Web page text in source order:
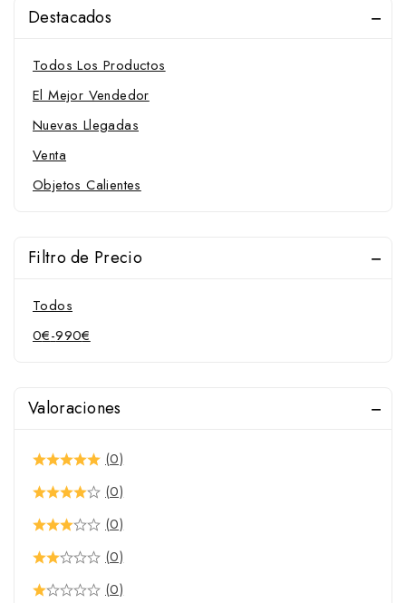
Cabezadas portuguesas
Pechopetrales
Riendas y falsas riendas
Destacados
Todos Los Productos
El Mejor Vendedor
Nuevas Llegadas
Venta
Objetos Calientes
Filtro de Precio
Todos
0€-990€
Valoraciones
(0)
(0)
(0)
(0)
(0)